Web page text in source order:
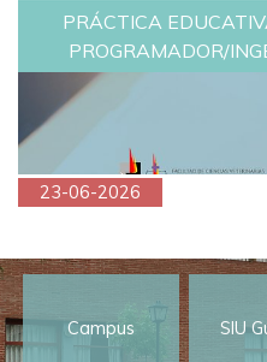
PRÁCTICA
PROGRAMADOR/
23-06-2026
Campus SIU